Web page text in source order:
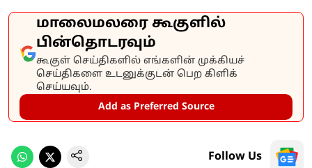
மாலைமலரை கூகுளில்
பின்தொடரவும்
கூகுள் செய்திகளில் எங்களின் முக்கியச்
செய்திகளை உடனுக்குடன் பெற கிளிக்
செய்யவும்.
Add as Preferred Source
Follow Us